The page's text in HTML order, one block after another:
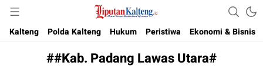
Liputan Kalteng
Akurat, Terpercaya & Independent
Kalteng
Polda Kalteng Hukum Peristiwa Ekonomi & Bisnis
##Kab. Padang Lawas Utara#